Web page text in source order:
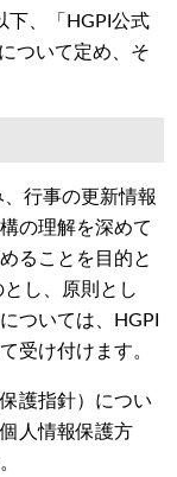
下、「HGPI公式
ついて定め、そ
行事の更新情報
の理解を深めて
ることを目的と
し、原則とし
ついては、HGPI
受け付けます。
護指針）につい
人情報保護方